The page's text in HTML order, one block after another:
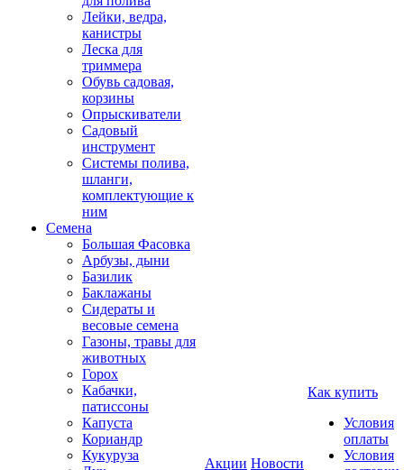
Лейки, ведра,
канистры
Леска для
триммера
Обувь садовая,
корзины
Опрыскиватели
Садовый
инструмент
Системы полива,
шланги,
комплектующие к
ним
Семена
Большая Фасовка
Арбузы, дыни
Базилик
Баклажаны
Сидераты и
весовые семена
Газоны, травы для
животных
Горох
Кабачки,
патиссоны
Капуста
Кориандр
Кукуруза
Акции Новости
Как купить
Условия
оплаты
Условия